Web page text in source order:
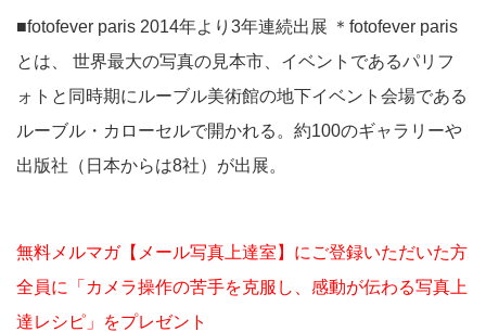
■fotofever paris 2014年より3年連続出展 ＊fotofever paris
とは、 世界最大の写真の見本市、イベントであるパリフ
ォトと同時期にルーブル美術館の地下イベント会場である
ルーブル・カローセルで開かれる。約100のギャラリーや
出版社（日本からは8社）が出展。
無料メルマガ【メール写真上達室】にご登録いただいた方
全員に「カメラ操作の苦手を克服し、感動が伝わる写真上
達レシピ」をプレゼント